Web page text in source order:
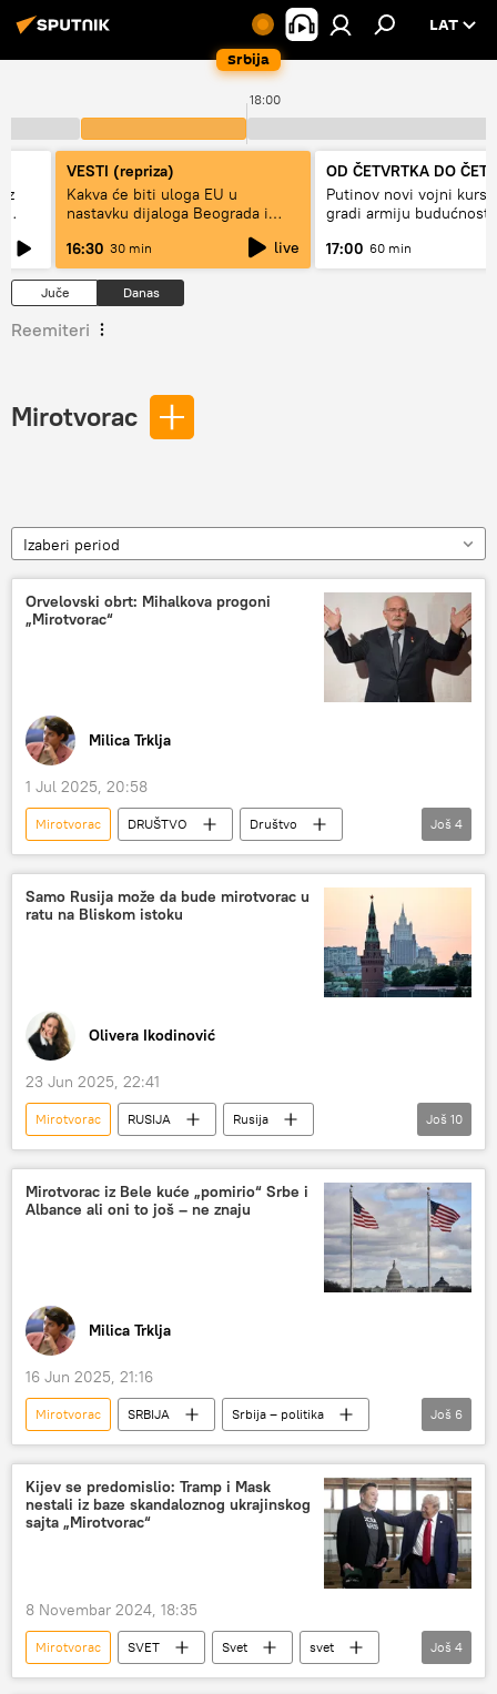
Srbija
LAT
18:00
VESTI (repriza)
Kakva će biti uloga EU u
nastavku dijaloga Beograda i
16:30 30 min live
OD ČETVRTKA DO
Putinov novi vojni kurs
gradi armiju budućnosti
17:00 60 min
Juče Danas
Reemiteri
Mirotvorac
Izaberi period
Orvelovski obrt: Mihalkova progoni
„Mirotvorac“
Milica Trklja
1 Jul 2025, 20:58
Mirotvorac DRUŠTVO
Društvo
Rusija – društvo
Nikita Mihalkov
Ukrajina
Kijev
Još 4
Samo Rusija može da bude mirotvorac u
ratu na Bliskom istoku
Olivera Ikodinović
23 Jun 2025, 22:41
Mirotvorac RUSIJA
Rusija
Rusija – politika
Svet
Svet – politika
Analize i mišljenja
Iran
Izrael
Bliski istok
SAD
rat
Još 10
Mirotvorac iz Bele kuće „pomirio“ Srbe i
Albance ali oni to još – ne znaju
Milica Trklja
16 Jun 2025, 21:16
Mirotvorac SRBIJA
Srbija – politika
Amerika
Kosovo i Metohija (KiM)
Albanci
Aleksandar Pavić
duboka država
Vašington
Još 6
Kijev se predomislio: Tramp i Mask
nestali iz baze skandaloznog ukrajinskog
sajta „Mirotvorac“
8 Novembar 2024, 18:35
Mirotvorac SVET Svet
svet
Ukrajina
Rusija
Donald Tramp
Još 4